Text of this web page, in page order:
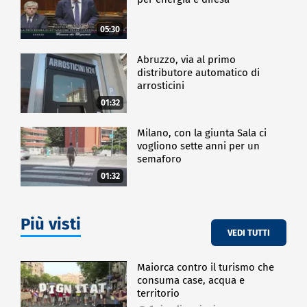
anche tempestivo costruendo soluzioni che mettono
al centro i cittadini, i territori e il bene comune".
progetti di resilienza climatica, rigenerazione
urbana e innovazione dei servizi pubblici. Obiettivi
che si legano al nuovo status di società benefit,
adottato nel 2025, che impegna l'azienda a
conciliare sviluppo e sostenibilità.
CRONACA
05:30
01:32
Abruzzo, via al primo
distributore automatico di
arrosticini
01:32
Milano, con la giunta Sala ci
vogliono sette anni per un
semaforo
Più visti VEDI TUTTI
Maiorca contro il turismo che
consuma case, acqua e
territorio